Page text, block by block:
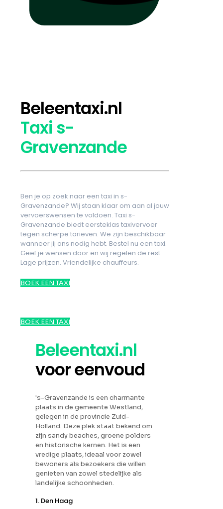
Beleentaxi.nl
Taxi s-
Gravenzande
Ben je op zoek naar een taxi in s-
Gravenzande? Wij staan klaar om aan al jouw
vervoerswensen te voldoen. Taxi s-
Gravenzande biedt eersteklas taxivervoer
tegen scherpe tarieven. We zijn beschikbaar
wanneer jij ons nodig hebt. Bestel nu een taxi.
Geef je wensen door en wij regelen de rest.
Lage prijzen. Vriendelijke chauffeurs.
BOEK EEN TAXI
BOEK EEN TAXI
Beleentaxi.nl
voor eenvoud
's-Gravenzande is een charmante
plaats in de gemeente Westland,
gelegen in de provincie Zuid-
Holland. Deze plek staat bekend om
zijn sandy beaches, groene polders
en historische kernen. Het is een
vredige plaats, ideaal voor zowel
bewoners als bezoekers die willen
genieten van zowel stedelijke als
landelijke schoonheden.
1. Den Haag